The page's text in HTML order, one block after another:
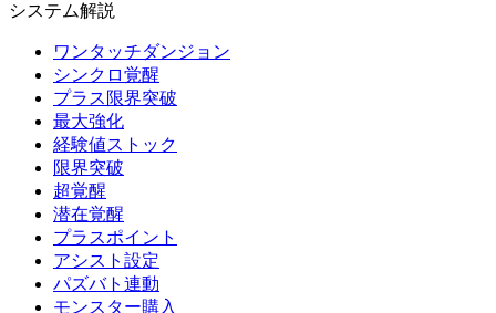
システム解説
ワンタッチダンジョン
シンクロ覚醒
プラス限界突破
最大強化
経験値ストック
限界突破
超覚醒
潜在覚醒
プラスポイント
アシスト設定
パズバト連動
モンスター購入